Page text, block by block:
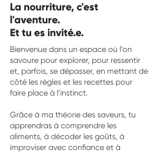
La nourriture, c'est
l'aventure.
Et tu es invité.e.
Bienvenue dans un espace où l’on
savoure pour explorer, pour ressentir
et, parfois, se dépasser, en mettant de
côté les règles et les recettes pour
faire place à l’instinct.
Grâce à ma théorie des saveurs, tu
apprendras à comprendre les
aliments, à décoder les goûts, à
improviser avec confiance et à